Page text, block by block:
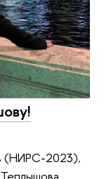
(НИРС-2023).